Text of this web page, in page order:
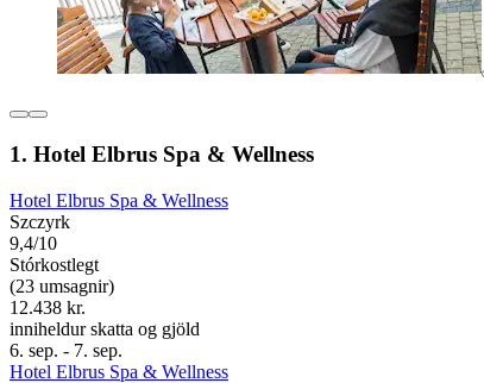
1. Hotel Elbrus Spa & Wellness
Hotel Elbrus Spa & Wellness
Szczyrk
9,4/10
Stórkostlegt
(23 umsagnir)
12.438 kr.
inniheldur skatta og gjöld
6. sep. - 7. sep.
Hotel Elbrus Spa & Wellness